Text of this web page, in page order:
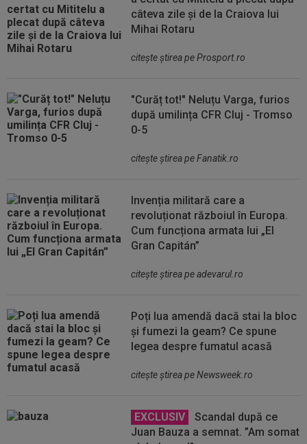
câteva zile și de la Craiova lui
Mihai Rotaru
citeşte ştirea pe Prosport.ro
"Curăț tot!" Neluțu Varga, furios
după umilința CFR Cluj - Tromso
0-5
citeşte ştirea pe Fanatik.ro
Invenția militară care a
revoluționat războiul în Europa.
Cum funcționa armata lui „El
Gran Capitán”
citeşte ştirea pe adevarul.ro
Poți lua amendă dacă stai la bloc
și fumezi la geam? Ce spune
legea despre fumatul acasă
citeşte ştirea pe Newsweek.ro
EXCLUSIV
Scandal după ce
Juan Bauza a semnat. ”Am somat